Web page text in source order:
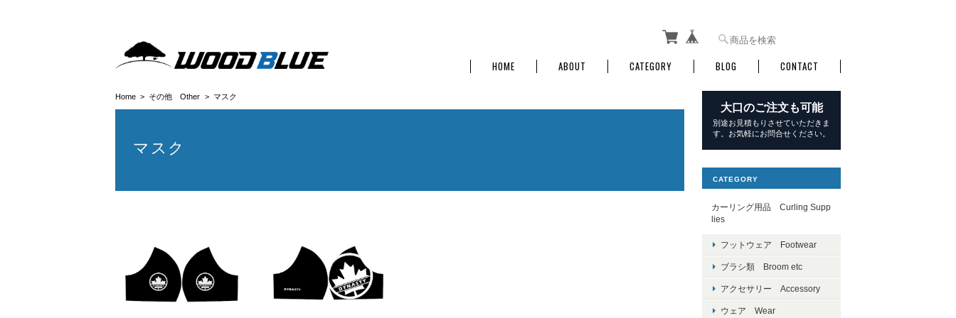
HOME ABOUT CATEGORY BLOG CONTACT
Home その他 Other マスク
マスク
大口のご注文も可能
別途お見積もりさせていただきま
す。お気軽にお問合せください。
CATEGORY
カーリング用品 Curling Supp
lies
フットウェア Footwear
ブラシ類 Broom etc
アクセサリー Accessory
ウェア Wear